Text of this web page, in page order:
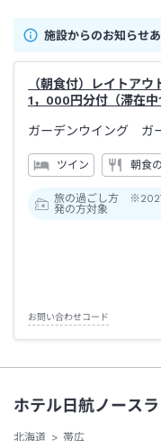
施設からのお知らせ
（朝食付）レイトア
1，000円分付（滞在中1
ガーデンウイング ガ
ツイン 朝食
旅の過ごし方 ※2027
発の方対象
お問い合わせコード
ホテル日航ノース
北海道
帯広